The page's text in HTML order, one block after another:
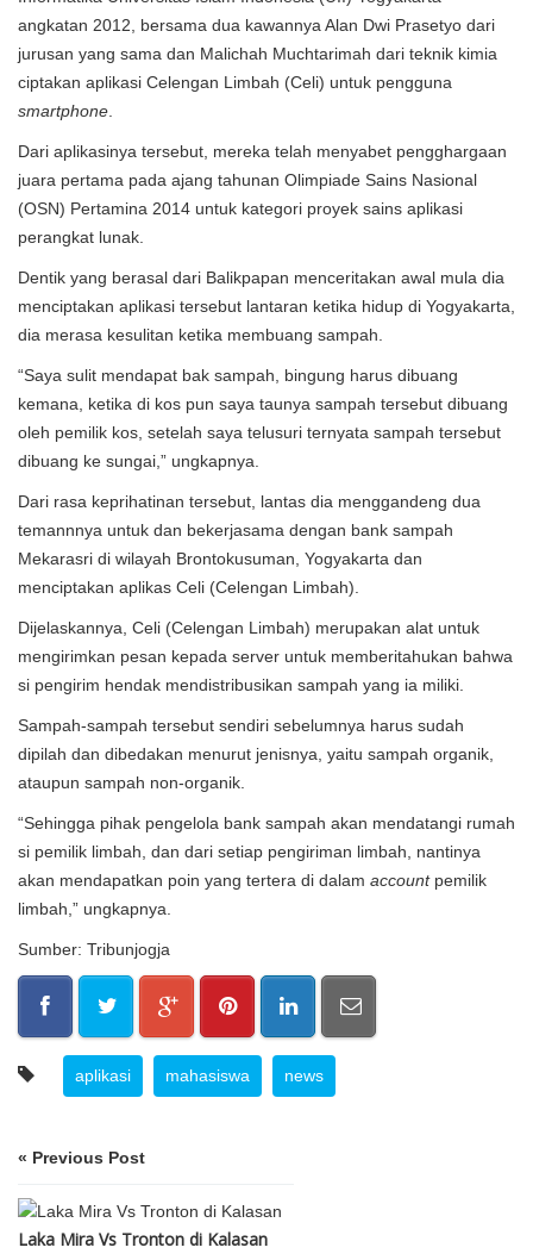
angkatan 2012, bersama dua kawannya Alan Dwi Prasetyo dari
jurusan yang sama dan Malichah Muchtarimah dari teknik kimia
ciptakan aplikasi Celengan Limbah (Celi) untuk pengguna
smartphone.
Dari aplikasinya tersebut, mereka telah menyabet pengghargaan
juara pertama pada ajang tahunan Olimpiade Sains Nasional
(OSN) Pertamina 2014 untuk kategori proyek sains aplikasi
perangkat lunak.
Dentik yang berasal dari Balikpapan menceritakan awal mula dia
menciptakan aplikasi tersebut lantaran ketika hidup di Yogyakarta,
dia merasa kesulitan ketika membuang sampah.
“Saya sulit mendapat bak sampah, bingung harus dibuang
kemana, ketika di kos pun saya taunya sampah tersebut dibuang
oleh pemilik kos, setelah saya telusuri ternyata sampah tersebut
dibuang ke sungai,” ungkapnya.
Dari rasa keprihatinan tersebut, lantas dia menggandeng dua
temannnya untuk dan bekerjasama dengan bank sampah
Mekarasri di wilayah Brontokusuman, Yogyakarta dan
menciptakan aplikas Celi (Celengan Limbah).
Dijelaskannya, Celi (Celengan Limbah) merupakan alat untuk
mengirimkan pesan kepada server untuk memberitahukan bahwa
si pengirim hendak mendistribusikan sampah yang ia miliki.
Sampah-sampah tersebut sendiri sebelumnya harus sudah
dipilah dan dibedakan menurut jenisnya, yaitu sampah organik,
ataupun sampah non-organik.
“Sehingga pihak pengelola bank sampah akan mendatangi rumah
si pemilik limbah, dan dari setiap pengiriman limbah, nantinya
akan mendapatkan poin yang tertera di dalam accountpemilik
limbah,” ungkapnya.
Sumber: Tribunjogja
aplikasi mahasiswa news
« Previous Post
Laka Mira Vs Tronton di Kalasan